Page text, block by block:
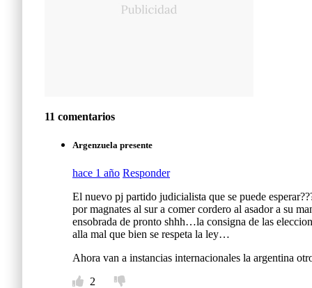
11 comentarios
Argenzuela presente
hace 1 año Responder
El nuevo pj partido judicialista que se puede
por magnates al sur a comer cordero al asador a su
ensobrada de pronto shhh…la consigna de las
alla mal que bien se respeta la ley…
Ahora van a instancias internacionales la argentina
2